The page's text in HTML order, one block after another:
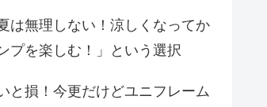
は無理しない！涼しくなってか
プを楽しむ！」という選択
と損！今更だけどユニフレーム